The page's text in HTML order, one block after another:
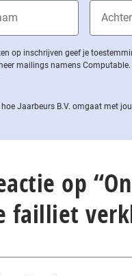
op inschrijven geef je
mailings namens
Jaarbeurs B.V. omgaat met
op
failliet